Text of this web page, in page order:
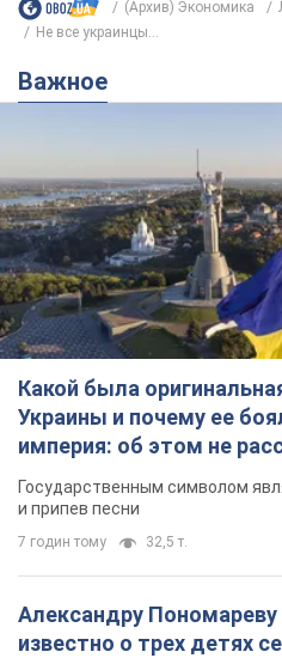
(Архив) Экономика
Не все украинцы...
Важное
Какой была
Украины и почему ее
империя: об этом не
Государственным символом
и припев песни
7 годин тому 32,5 т.
Александру Пономареву
известно о трех детях